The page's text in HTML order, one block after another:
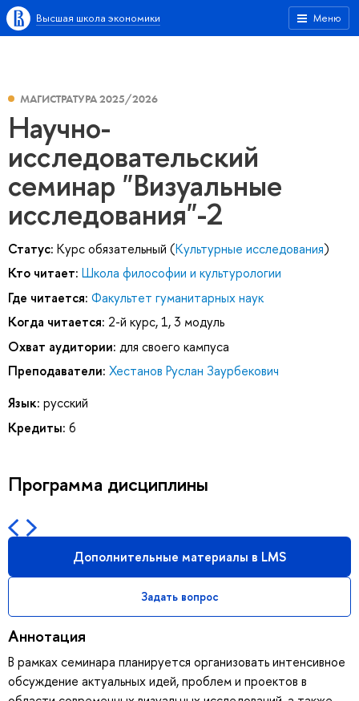
Меню
Высшая школа экономики
МАГИСТРАТУРА 2025/2026
Научно-
исследовательский
семинар "Визуальные
исследования"-2
Статус: Курс обязательный (Культурные исследования)
Кто читает: Школа философии и культурологии
Где читается: Факультет гуманитарных наук
Когда читается: 2-й курс, 1, 3 модуль
Охват аудитории: для своего кампуса
Преподаватели: Хестанов Руслан Заурбекович
Язык: русский
Кредиты: 6
Программа дисциплины
Дополнительные материалы в LMS
Задать вопрос
Аннотация
В рамках семинара планируется организовать интенсивное
обсуждение актуальных идей, проблем и проектов в